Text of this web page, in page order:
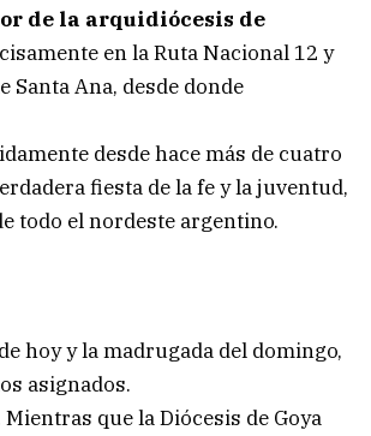
de la arquidiócesis de
en la Ruta Nacional 12 y
Santa Ana, desde donde
desde hace más de cuatro
fiesta de la fe y la juventud,
todo el nordeste argentino.
hoy y la madrugada del domingo,
asignados.
que la Diócesis de Goya